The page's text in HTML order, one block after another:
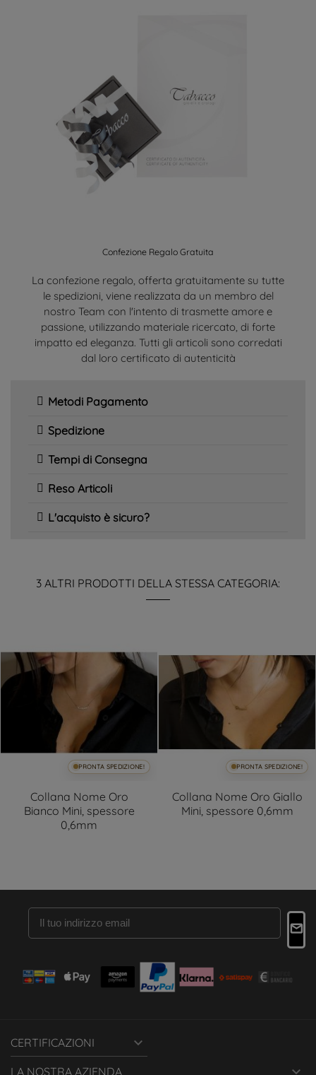
Confezione Regalo Gratuita
La confezione regalo, offerta gratuitamente su tutte
le spedizioni, viene realizzata da un membro del
nostro Team con l'intento di trasmette amore e
passione, utilizzando materiale ricercato, di forte
impatto ed eleganza. Tutti gli articoli sono corredati
dal loro certificato di autenticità
Metodi Pagamento
Spedizione
Tempi di Consegna
Reso Articoli
L'acquisto è sicuro?
3 ALTRI PRODOTTI DELLA STESSA CATEGORIA:
PRONTA SPEDIZIONE!
Collana Nome Oro
Bianco Mini, spessore
0,6mm
PRONTA SPEDIZIONE!
Collana Nome Oro Giallo
Mini, spessore 0,6mm
CERTIFICAZIONI 
LA NOSTRA AZIENDA